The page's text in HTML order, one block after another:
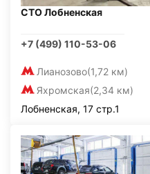
СТО Лобненская
+7 (499) 110-53-06
Лианозово(1,72 км)
Яхромская(2,34 км)
Лобненская, 17 стр.1